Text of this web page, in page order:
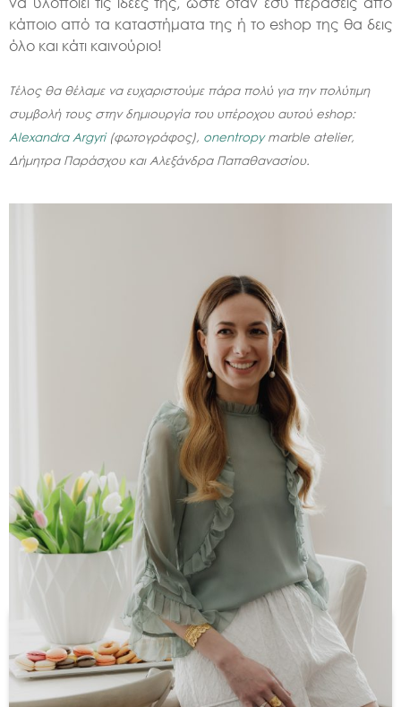
κάποιο από τα καταστήματα της ή το eshop της θα δεις
όλο και κάτι καινούριο!
Τέλος θα θέλαμε να ευχαριστούμε πάρα πολύ για την πολύτιμη
συμβολή τους στην δημιουργία του υπέροχου αυτού eshop:
Alexandra Αrgyri(φωτογράφος), onentropymarble atelier,
Δήμητρα Παράσχου και Αλεξάνδρα Παπαθανασίου.